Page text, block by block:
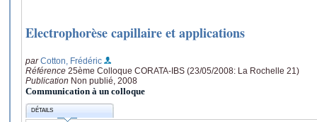
Electrophorèse capillaire et applications
parCotton, Frédéric
Référence 25ème Colloque CORATA-IBS (23/05/2008: La Rochelle 21)
Publication Non publié, 2008
Communication à un colloque
DÉTAILS